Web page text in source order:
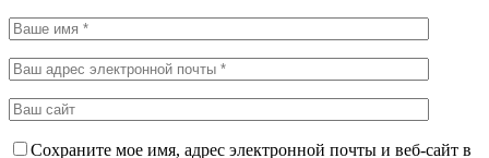
Сохраните мое имя, адрес электронной почты и веб-сайт в